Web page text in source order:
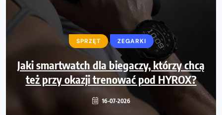
SPRZĘT ZEGARKI
Jaki smartwatch dla biegaczy, którzy chcą
też przy okazji trenować pod HYROX?
16-07-2026
SPRZĘT
Jak zaplanować domowe cardio bez
przepełniania mieszkania sprzętem
16-07-2026